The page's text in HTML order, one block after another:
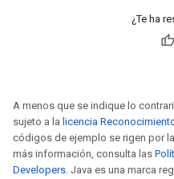
¿Te ha
A menos que se indique lo
sujeto a la licencia
códigos de ejemplo se rigen por la
más información, consulta las
Developers. Java es una marca